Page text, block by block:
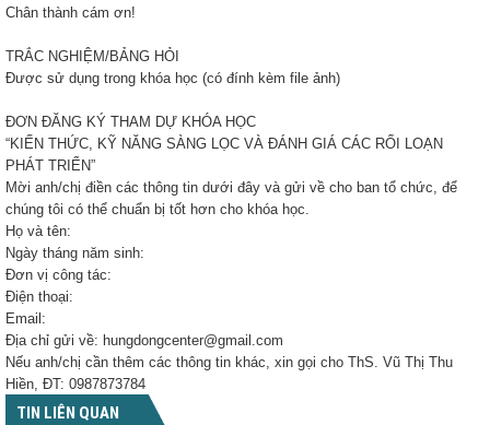
Chân thành cám ơn!
TRẮC NGHIỆM/BẢNG HỎI
Được sử dụng trong khóa học (có đính kèm file ảnh)
ĐƠN ĐĂNG KÝ THAM DỰ KHÓA HỌC
“KIẾN THỨC, KỸ NĂNG SÀNG LỌC VÀ ĐÁNH GIÁ CÁC RỐI LOẠN
PHÁT TRIỂN”
Mời anh/chị điền các thông tin dưới đây và gửi về cho ban tổ chức, để
chúng tôi có thể chuẩn bị tốt hơn cho khóa học.
Họ và tên:
Ngày tháng năm sinh:
Đơn vị công tác:
Điện thoại:
Email:
Địa chỉ gửi về: hungdongcenter@gmail.com
Nếu anh/chị cần thêm các thông tin khác, xin gọi cho ThS. Vũ Thị Thu
Hiền, ĐT: 0987873784
TIN LIÊN QUAN